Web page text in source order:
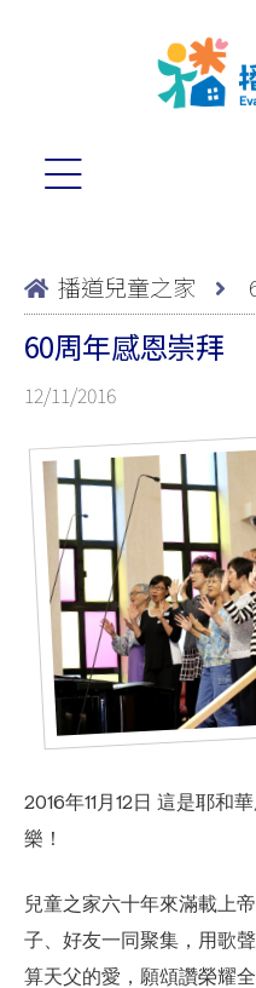
播道兒童之家
60周年感恩崇拜
12/11/2016
2016年11月12日 這是耶和
樂！
兒童之家六十年來滿載上
子、好友一同聚集，用歌
算天父的愛，願頌讚榮耀全
服務